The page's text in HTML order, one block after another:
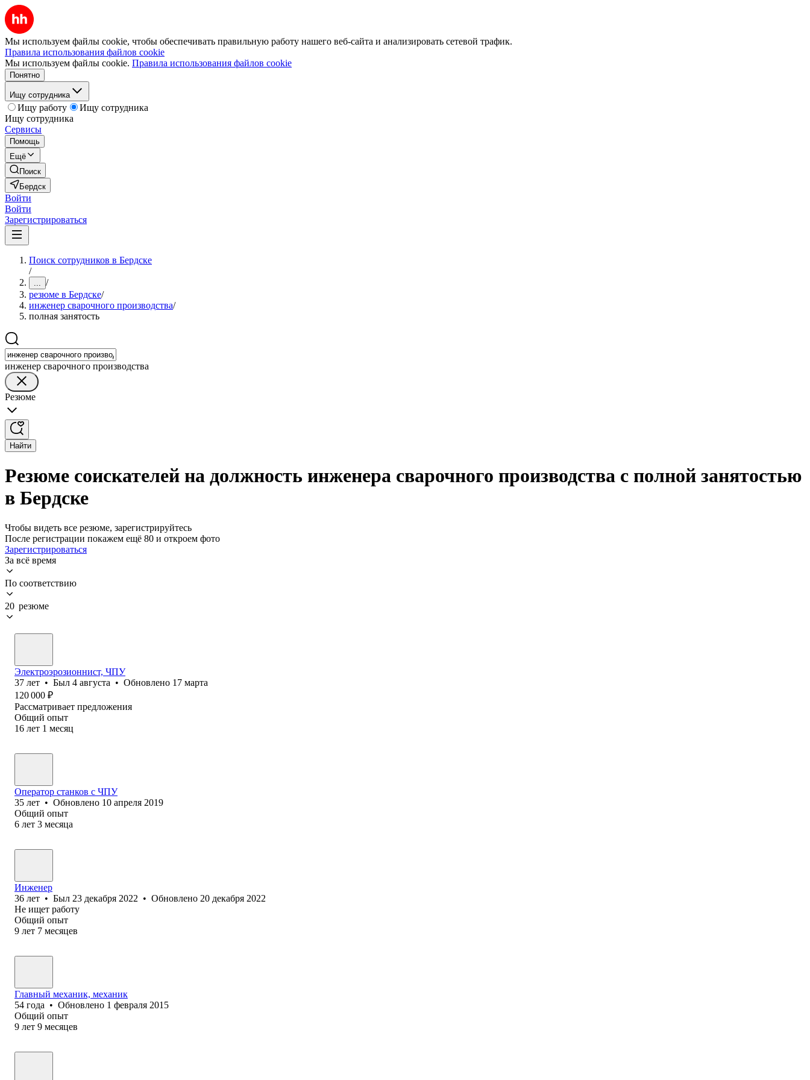
Мы используем файлы cookie, чтобы обеспечивать правильную работу нашего веб-сайта и анализировать сетевой трафик.
Правила использования файлов cookie
Мы используем файлы cookie. Правила использования файлов cookie
Понятно
Ищу сотрудника
Ищу работу
Ищу сотрудника
Ищу сотрудника
Сервисы
Помощь
Ещё
Поиск
Бердск
Войти
Войти
Зарегистрироваться
Поиск сотрудников в Бердске
/
... /
резюме в Бердске/
инженер сварочного производства/
полная занятость
инженер сварочного производства
Резюме
Найти
Резюме соискателей на должность инженера сварочного производства с полной занятостью
в Бердске
Чтобы видеть все резюме, зарегистрируйтесь
После регистрации покажем ещё 80 и откроем фото
Зарегистрироваться
За всё время
По соответствию
20 резюме
Электроэрозионнист, ЧПУ
37 лет • Был 4 августа • Обновлено 17 марта
120 000 ₽
Рассматривает предложения
Общий опыт
16 лет 1 месяц
Оператор станков с ЧПУ
35 лет • Обновлено 10 апреля 2019
Общий опыт
6 лет 3 месяца
Инженер
36 лет • Был 23 декабря 2022 • Обновлено 20 декабря 2022
Не ищет работу
Общий опыт
9 лет 7 месяцев
Главный механик, механик
54 года • Обновлено 1 февраля 2015
Общий опыт
9 лет 9 месяцев